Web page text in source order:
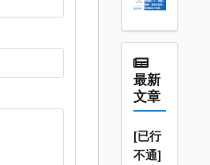
最新
文章
[已行
不通]